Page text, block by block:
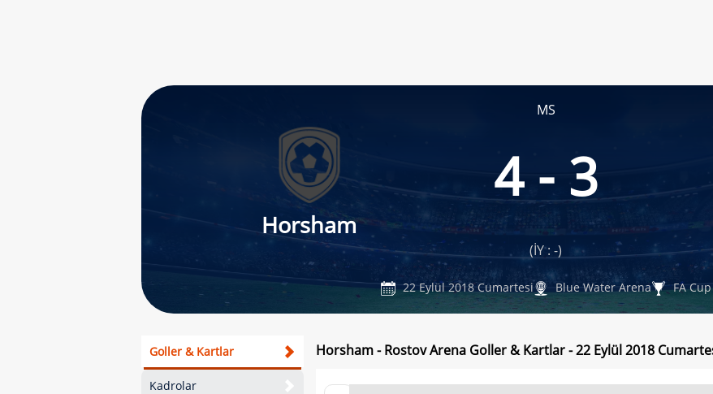
MS
Horsham
4 - 3
(İY : -)
22 Eylül 2018 Cumartesi Blue Water Arena FA Cup
Goller & Kartlar
Kadrolar
Horsham - Rostov Arena Goller & Kartlar - 22 Eylül 2018